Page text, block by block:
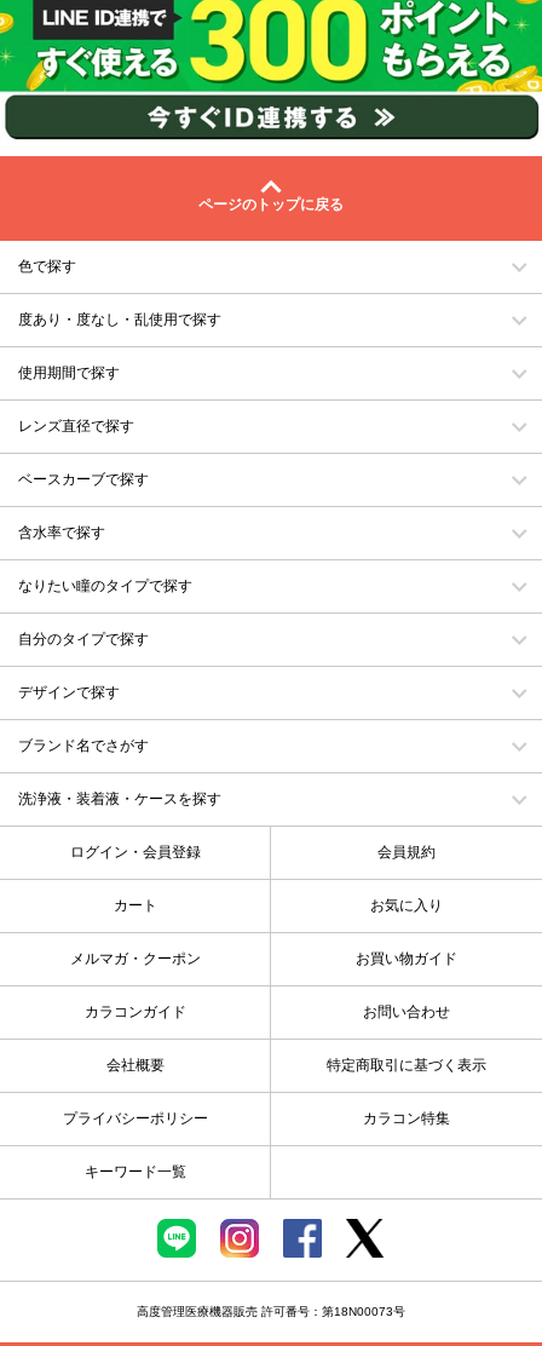
ページのトップに戻る
色で探す
度あり・度なし・乱使用で探す
使用期間で探す
レンズ直径で探す
ベースカーブで探す
含水率で探す
なりたい瞳のタイプで探す
自分のタイプで探す
デザインで探す
ブランド名でさがす
洗浄液・装着液・ケースを探す
ログイン・会員登録 会員規約
カート お気に入り
メルマガ・クーポン お買い物ガイド
カラコンガイド お問い合わせ
会社概要 特定商取引に基づく表示
プライバシーポリシー カラコン特集
キーワード一覧
高度管理医療機器販売 許可番号：第18N00073号